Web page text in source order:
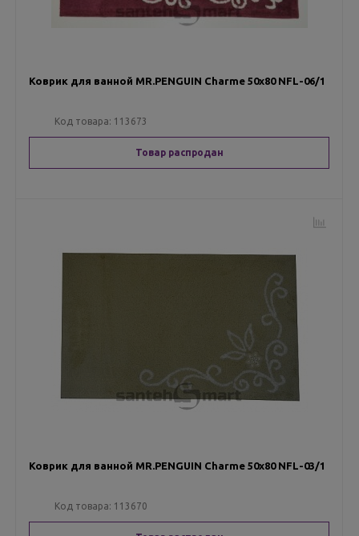
Коврик для ванной MR.PENGUIN Charme 50х80 NFL-06/1
Код товара: 113673
Товар распродан
Коврик для ванной MR.PENGUIN Charme 50х80 NFL-03/1
Код товара: 113670